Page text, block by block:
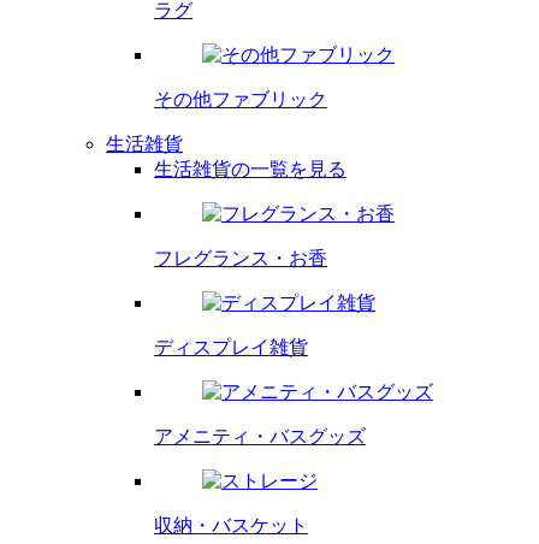
ラグ
その他ファブリック
生活雑貨
生活雑貨の一覧を見る
フレグランス・ お香
ディスプレイ雑貨
アメニティ・ バスグッズ
収納・バスケット